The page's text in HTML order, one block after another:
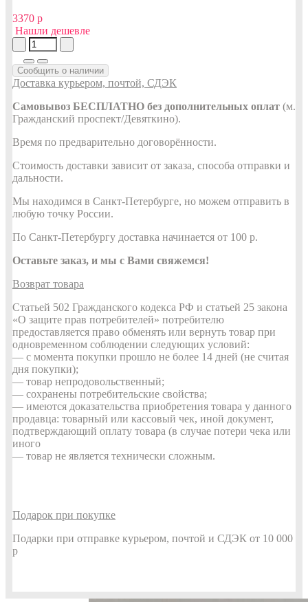
3370 р
Нашли дешевле
Сообщить о наличии
Доставка курьером, почтой, СДЭК
Самовывоз БЕСПЛАТНО без дополнительных оплат (м.
Гражданский проспект/Девяткино).
Время по предварительно договорённости.
Стоимость доставки зависит от заказа, способа отправки и
дальности.
Мы находимся в Санкт-Петербурге, но можем отправить в
любую точку России.
По Санкт-Петербургу доставка начинается от 100 р.
Оставьте заказ, и мы с Вами свяжемся!
Возврат товара
Статьей 502 Гражданского кодекса РФ и статьей 25 закона
«О защите прав потребителей» потребителю
предоставляется право обменять или вернуть товар при
одновременном соблюдении следующих условий:
— с момента покупки прошло не более 14 дней (не считая
дня покупки);
— товар непродовольственный;
— сохранены потребительские свойства;
— имеются доказательства приобретения товара у данного
продавца: товарный или кассовый чек, иной документ,
подтверждающий оплату товара (в случае потери чека или
иного
— товар не является технически сложным.
Подарок при покупке
Подарки при отправке курьером, почтой и СДЭК от 10 000
р